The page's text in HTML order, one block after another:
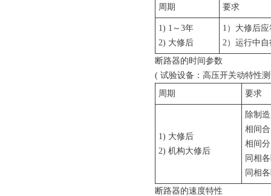
周期
要求
1) 1～3年
2) 大修后
1）大修后
2）运行中
断路器的时间参数
( 试验设备：高压开关动特性
周期
要求
1) 大修后
2) 机构大修后
除制
相间
相间
同相
同相
断路器的速度特性